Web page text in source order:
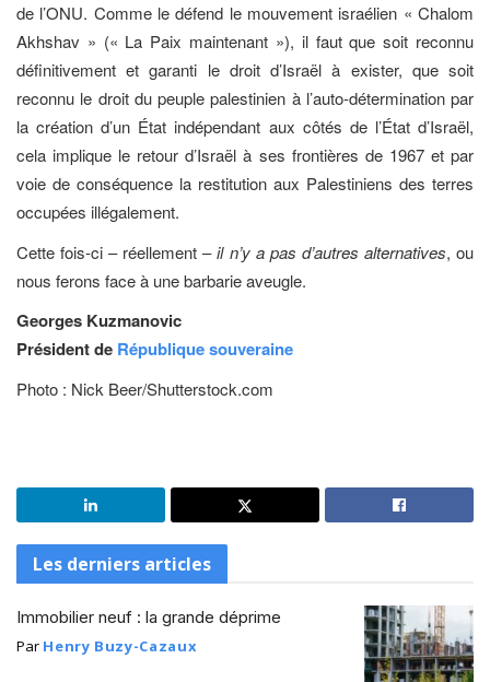
de l’ONU. Comme le défend le mouvement israélien « Chalom
Akhshav » (« La Paix maintenant »), il faut que soit reconnu
définitivement et garanti le droit d’Israël à exister, que soit
reconnu le droit du peuple palestinien à l’auto-détermination par
la création d’un État indépendant aux côtés de l’État d’Israël,
cela implique le retour d’Israël à ses frontières de 1967 et par
voie de conséquence la restitution aux Palestiniens des terres
occupées illégalement.
Cette fois-ci – réellement –il n’y a pas d’autres alternatives, ou
nous ferons face à une barbarie aveugle.
Georges Kuzmanovic
Président de République souveraine
Photo : Nick Beer/Shutterstock.com
Les derniers articles
Immobilier neuf : la grande déprime
Par Henry Buzy-Cazaux